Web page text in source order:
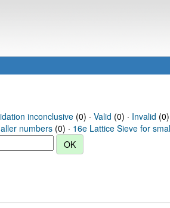
inconclusive(0) · Valid (0) · Invalid (0)
numbers (0) · 16e Lattice Sieve for